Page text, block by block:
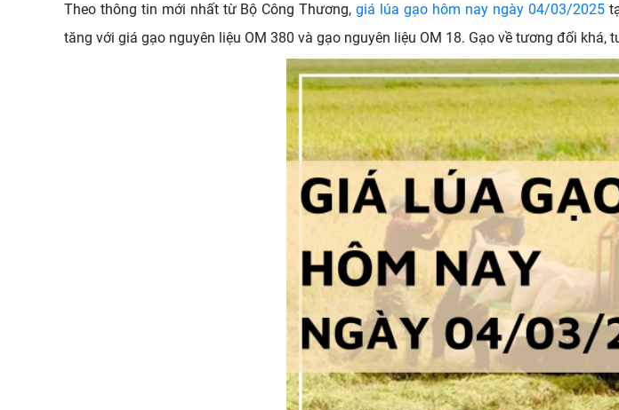
Theo thông tin mới nhất từ Bộ Công Thương,giá lúa gạo hôm nay ngày 04/03/2025
tăng với giá gạo nguyên liệu OM 380 và gạo nguyên liệu OM 18. Gạo về tương đối